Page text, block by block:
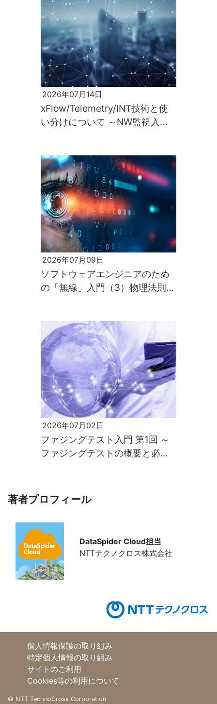
2026年07月14日
xFlow/Telemetry/INT技術と使
い分けについて ～NW監視入門
2026年07月09日
ソフトウェアエンジニアのため
の「無線」入門（3）物理法則が
2026年07月02日
ファジングテスト入門 第1回 ～
ファジングテストの概要と必要
著者プロフィール
DataSpider Cloud担当
NTTテクノクロス株式会社
個人情報保護の取り組み
特定個人情報の取り組み
サイトのご利用
Cookies等の利用について
© NTT TechnoCross Corporation